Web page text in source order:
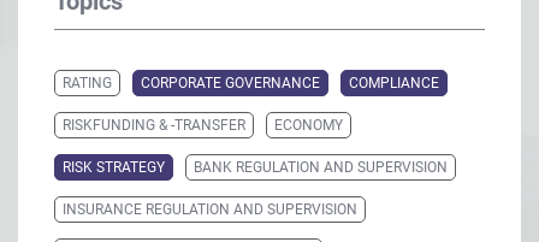
RATING CORPORATE GOVERNANCE COMPLIANCE
RISKFUNDING & -TRANSFER ECONOMY
RISK STRATEGY BANK REGULATION AND SUPERVISION
INSURANCE REGULATION AND SUPERVISION